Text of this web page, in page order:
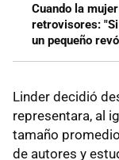
Cuando la
retrovisores:
un pequeño
Linder decidió
representara, al
tamaño
de autores y